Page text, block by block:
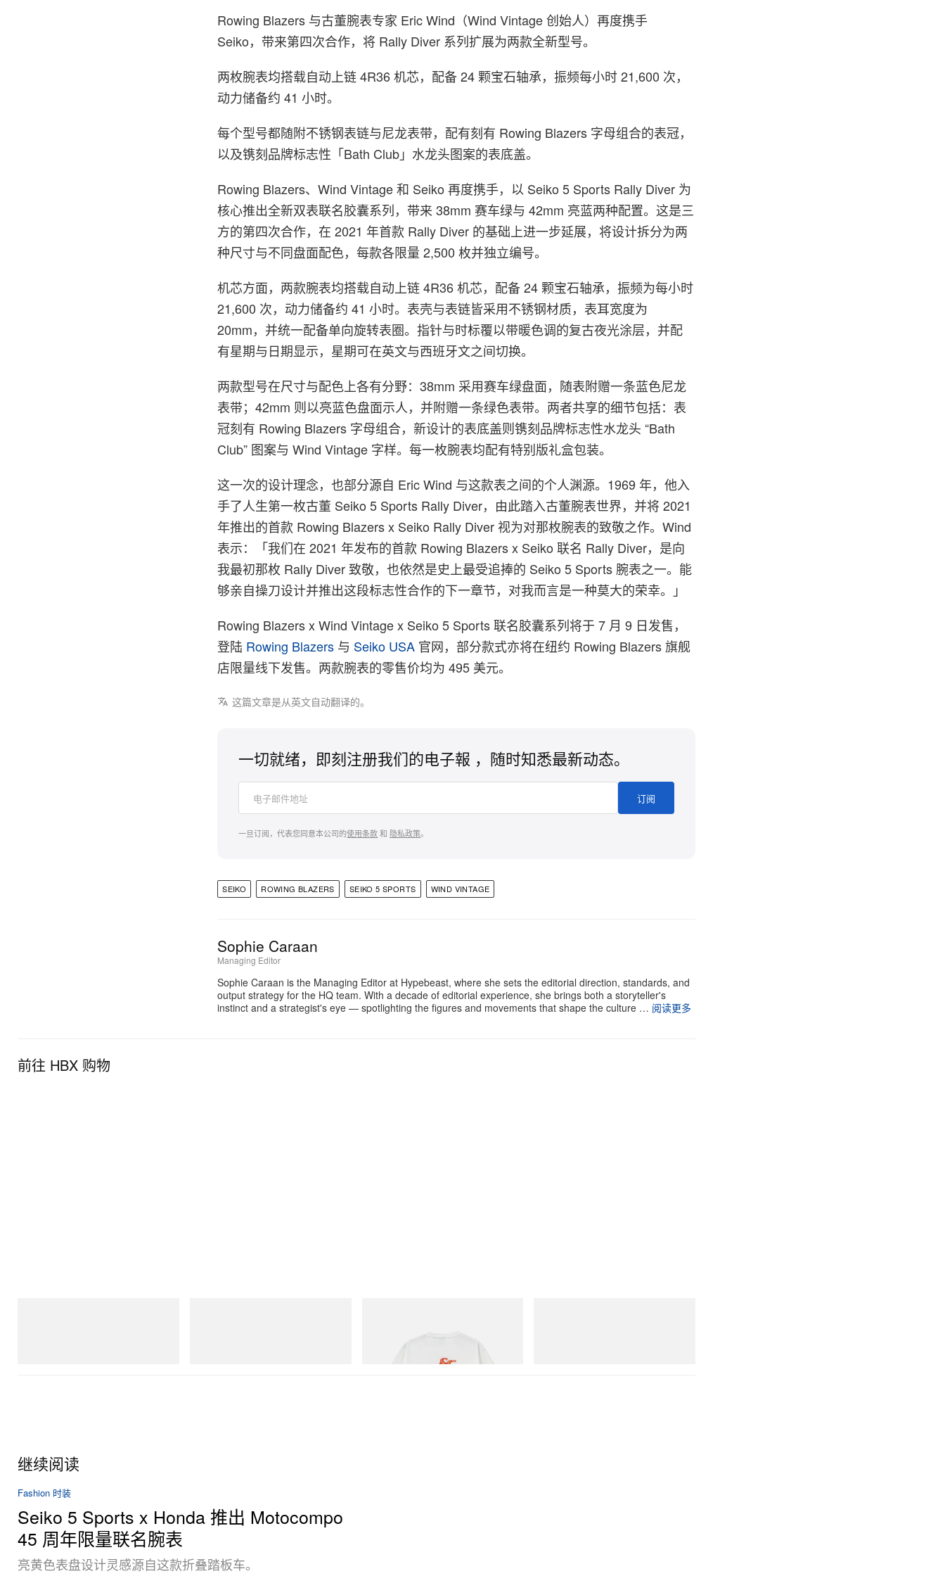
Rowing Blazers 与古董腕表专家 Eric Wind（Wind Vintage 创始人）再度携手
Seiko，带来第四次合作，将 Rally Diver 系列扩展为两款全新型号。
两枚腕表均搭载自动上链 4R36 机芯，配备 24 颗宝石轴承，振频每小时 21,600 次，
动力储备约 41 小时。
每个型号都随附不锈钢表链与尼龙表带，配有刻有 Rowing Blazers 字母组合的表冠，
以及镌刻品牌标志性「Bath Club」水龙头图案的表底盖。
Rowing Blazers、Wind Vintage 和 Seiko 再度携手，以 Seiko 5 Sports Rally Diver 为
核心推出全新双表联名胶囊系列，带来 38mm 赛车绿与 42mm 亮蓝两种配置。这是三
方的第四次合作，在 2021 年首款 Rally Diver 的基础上进一步延展，将设计拆分为两
种尺寸与不同盘面配色，每款各限量 2,500 枚并独立编号。
机芯方面，两款腕表均搭载自动上链 4R36 机芯，配备 24 颗宝石轴承，振频为每小时
21,600 次，动力储备约 41 小时。表壳与表链皆采用不锈钢材质，表耳宽度为
20mm，并统一配备单向旋转表圈。指针与时标覆以带暖色调的复古夜光涂层，并配
有星期与日期显示，星期可在英文与西班牙文之间切换。
两款型号在尺寸与配色上各有分野：38mm 采用赛车绿盘面，随表附赠一条蓝色尼龙
表带；42mm 则以亮蓝色盘面示人，并附赠一条绿色表带。两者共享的细节包括：表
冠刻有 Rowing Blazers 字母组合，新设计的表底盖则镌刻品牌标志性水龙头 “Bath
Club” 图案与 Wind Vintage 字样。每一枚腕表均配有特别版礼盒包装。
这一次的设计理念，也部分源自 Eric Wind 与这款表之间的个人渊源。1969 年，他入
手了人生第一枚古董 Seiko 5 Sports Rally Diver，由此踏入古董腕表世界，并将 2021
年推出的首款 Rowing Blazers x Seiko Rally Diver 视为对那枚腕表的致敬之作。Wind
表示：「我们在 2021 年发布的首款 Rowing Blazers x Seiko 联名 Rally Diver，是向
我最初那枚 Rally Diver 致敬，也依然是史上最受追捧的 Seiko 5 Sports 腕表之一。能
够亲自操刀设计并推出这段标志性合作的下一章节，对我而言是一种莫大的荣幸。」
Rowing Blazers x Wind Vintage x Seiko 5 Sports 联名胶囊系列将于 7 月 9 日发售，
登陆 Rowing Blazers 与 Seiko USA 官网，部分款式亦将在纽约 Rowing Blazers 旗舰
店限量线下发售。两款腕表的零售价均为 495 美元。
这篇文章是从英文自动翻译的。
一切就绪，即刻注册我们的电子報 ，随时知悉最新动态。
订阅
一旦订阅，代表您同意本公司的使用条款和 隐私政策。
SEIKO ROWING BLAZERS SEIKO 5 SPORTS WIND VINTAGE
Sophie Caraan
Managing Editor
Sophie Caraan is the Managing Editor at Hypebeast, where she sets the editorial direction, standards, and
output strategy for the HQ team. With a decade of editorial experience, she brings both a storyteller's
instinct and a strategist's eye — spotlighting the figures and movements that shape the culture … 阅读更多
前往 HBX 购物
继续阅读
Fashion 时装
Seiko 5 Sports x Honda 推出 Motocompo
45 周年限量联名腕表
亮黄色表盘设计灵感源自这款折叠踏板车。